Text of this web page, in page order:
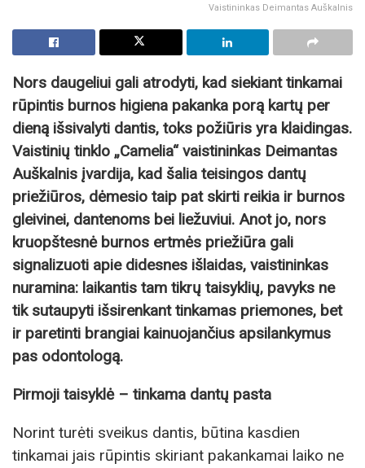
Vaistininkas Deimantas Auškalnis
Nors daugeliui gali atrodyti, kad siekiant tinkamai
rūpintis burnos higiena pakanka porą kartų per
dieną išsivalyti dantis, toks požiūris yra klaidingas.
Vaistinių tinklo „Camelia“ vaistininkas Deimantas
Auškalnis įvardija, kad šalia teisingos dantų
priežiūros, dėmesio taip pat skirti reikia ir burnos
gleivinei, dantenoms bei liežuviui. Anot jo, nors
kruopštesnė burnos ertmės priežiūra gali
signalizuoti apie didesnes išlaidas, vaistininkas
nuramina: laikantis tam tikrų taisyklių, pavyks ne
tik sutaupyti išsirenkant tinkamas priemones, bet
ir paretinti brangiai kainuojančius apsilankymus
pas odontologą.
Pirmoji taisyklė – tinkama dantų pasta
Norint turėti sveikus dantis, būtina kasdien
tinkamai jais rūpintis skiriant pakankamai laiko ne